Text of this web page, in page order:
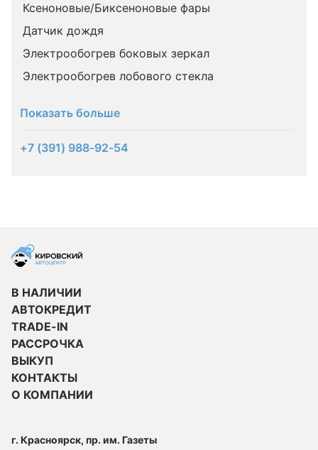
Ксеноновые/Биксеноновые фары
Датчик дождя
Электрообогрев боковых зеркал
Электрообогрев лобового стекла
Показать больше
+7 (391) 988-92-54
В НАЛИЧИИ
АВТОКРЕДИТ
TRADE-IN
РАССРОЧКА
ВЫКУП
КОНТАКТЫ
О КОМПАНИИ
г. Красноярск, пр. им. Газеты